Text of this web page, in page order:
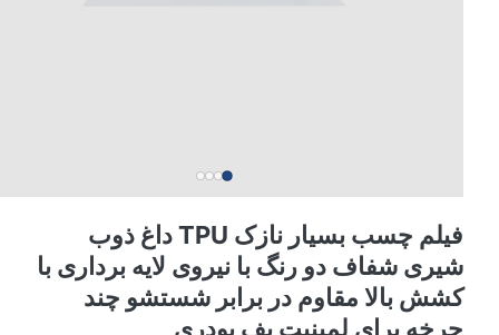
فیلم چسب بسیار نازک TPU داغ ذوب
شیری شفاف دو رنگ با نیروی لایه برداری با
کشش بالا مقاوم در برابر شستشو چند
چرخه برای لمینیت پف پودری